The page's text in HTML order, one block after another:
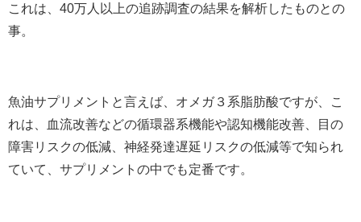
これは、40万人以上の追跡調査の結果を解析したものとの
事。
魚油サプリメントと言えば、オメガ３系脂肪酸ですが、こ
れは、血流改善などの循環器系機能や認知機能改善、目の
障害リスクの低減、神経発達遅延リスクの低減等で知られ
ていて、サプリメントの中でも定番です。